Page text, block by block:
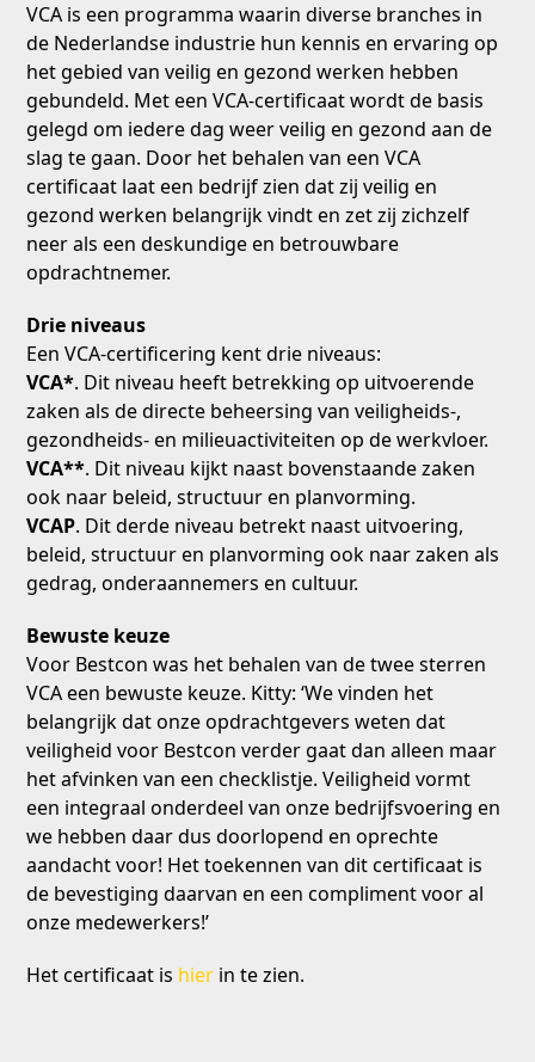
VCA is een programma waarin diverse branches in
de Nederlandse industrie hun kennis en ervaring op
het gebied van veilig en gezond werken hebben
gebundeld. Met een VCA-certificaat wordt de basis
gelegd om iedere dag weer veilig en gezond aan de
slag te gaan. Door het behalen van een VCA
certificaat laat een bedrijf zien dat zij veilig en
gezond werken belangrijk vindt en zet zij zichzelf
neer als een deskundige en betrouwbare
opdrachtnemer.
Drie niveaus
Een VCA-certificering kent drie niveaus:
VCA*. Dit niveau heeft betrekking op uitvoerende
zaken als de directe beheersing van veiligheids-,
gezondheids- en milieuactiviteiten op de werkvloer.
VCA**. Dit niveau kijkt naast bovenstaande zaken
ook naar beleid, structuur en planvorming.
VCAP. Dit derde niveau betrekt naast uitvoering,
beleid, structuur en planvorming ook naar zaken als
gedrag, onderaannemers en cultuur.
Bewuste keuze
Voor Bestcon was het behalen van de twee sterren
VCA een bewuste keuze. Kitty: ‘We vinden het
belangrijk dat onze opdrachtgevers weten dat
veiligheid voor Bestcon verder gaat dan alleen maar
het afvinken van een checklistje. Veiligheid vormt
een integraal onderdeel van onze bedrijfsvoering en
we hebben daar dus doorlopend en oprechte
aandacht voor! Het toekennen van dit certificaat is
de bevestiging daarvan en een compliment voor al
onze medewerkers!’
Het certificaat is hier in te zien.